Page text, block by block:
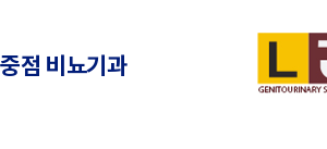
점 비뇨기과